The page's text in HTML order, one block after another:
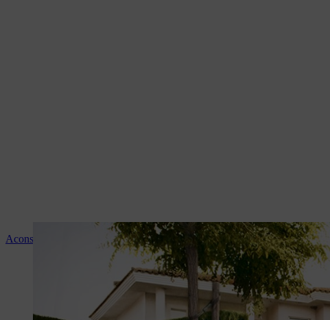
Aconselhamento e instruções sobre os produtos